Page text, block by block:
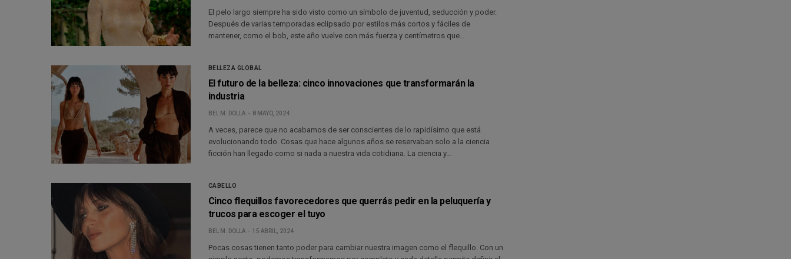
El pelo largo siempre ha sido visto como un símbolo de juventud, seducción y poder.
Después de varias temporadas eclipsado por estilos más cortos y fáciles de
mantener, como el bob, este año vuelve con más fuerza y centímetros que…
BELLEZA GLOBAL
El futuro de la belleza: cinco innovaciones que transformarán la
industria
BEL M. DOLLA 8 MAYO, 2024
A veces, parece que no acabamos de ser conscientes de lo rapidísimo que está
evolucionando todo. Cosas que hace algunos años se reservaban solo a la ciencia
ficción han llegado como si nada a nuestra vida cotidiana. La ciencia y…
CABELLO
Cinco flequillos favorecedores que querrás pedir en la peluquería y
trucos para escoger el tuyo
BEL M. DOLLA 15 ABRIL, 2024
Pocas cosas tienen tanto poder para cambiar nuestra imagen como el flequillo. Con un